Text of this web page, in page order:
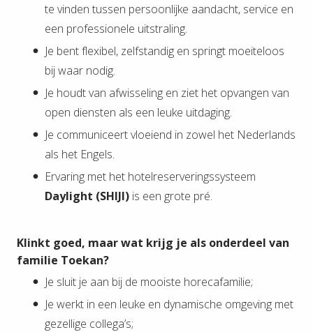
te vinden tussen persoonlijke aandacht, service en
een professionele uitstraling.
Je bent flexibel, zelfstandig en springt moeiteloos
bij waar nodig.
Je houdt van afwisseling en ziet het opvangen van
open diensten als een leuke uitdaging.
Je communiceert vloeiend in zowel het Nederlands
als het Engels.
Ervaring met het hotelreserveringssysteem
Daylight (SHIJI) is een grote pré.
Klinkt goed, maar wat krijg je als onderdeel van
familie Toekan?
Je sluit je aan bij de mooiste horecafamilie;
Je werkt in een leuke en dynamische omgeving met
gezellige collega’s;